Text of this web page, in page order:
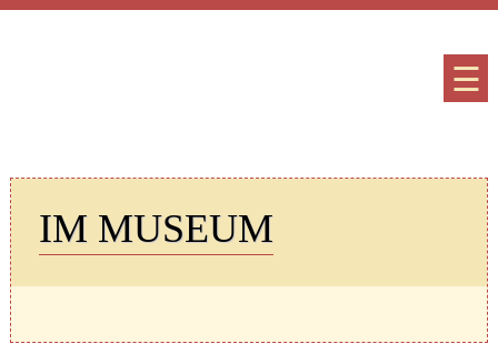
☰
IM MUSEUM